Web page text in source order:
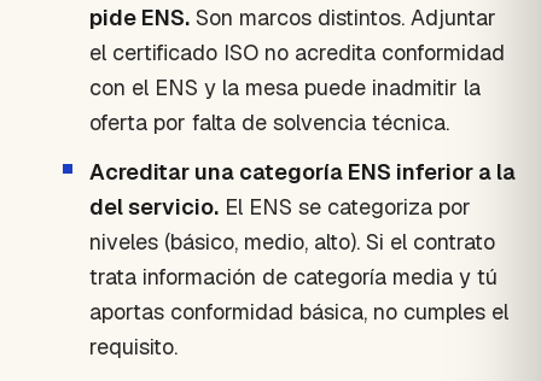
pide ENS. Son marcos distintos. Adjuntar
el certificado ISO no acredita conformidad
con el ENS y la mesa puede inadmitir la
oferta por falta de solvencia técnica.
Acreditar una categoría ENS inferior a la
del servicio. El ENS se categoriza por
niveles (básico, medio, alto). Si el contrato
trata información de categoría media y tú
aportas conformidad básica, no cumples el
requisito.